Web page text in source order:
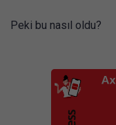
Peki bu nasıl oldu?